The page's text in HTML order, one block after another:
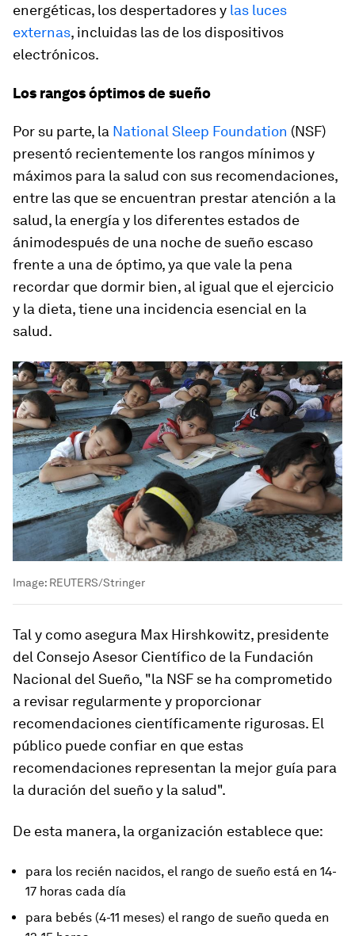
energéticas, los despertadores y las luces
externas, incluidas las de los dispositivos
electrónicos.
Los rangos óptimos de sueño
Por su parte, la National Sleep Foundation (NSF)
presentó recientemente los rangos mínimos y
máximos para la salud con sus recomendaciones,
entre las que se encuentran prestar atención a la
salud, la energía y los diferentes estados de
ánimodespués de una noche de sueño escaso
frente a una de óptimo, ya que vale la pena
recordar que dormir bien, al igual que el ejercicio
y la dieta, tiene una incidencia esencial en la
salud.
Image: REUTERS/Stringer
Tal y como asegura Max Hirshkowitz, presidente
del Consejo Asesor Científico de la Fundación
Nacional del Sueño, "la NSF se ha comprometido
a revisar regularmente y proporcionar
recomendaciones científicamente rigurosas. El
público puede confiar en que estas
recomendaciones representan la mejor guía para
la duración del sueño y la salud".
De esta manera, la organización establece que:
para los recién nacidos, el rango de sueño está en 14-
17 horas cada día
para bebés (4-11 meses) el rango de sueño queda en